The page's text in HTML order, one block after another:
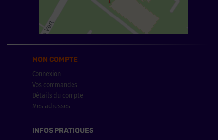
MON COMPTE
Connexion
Vos commandes
Détails du compte
Mes adresses
INFOS PRATIQUES